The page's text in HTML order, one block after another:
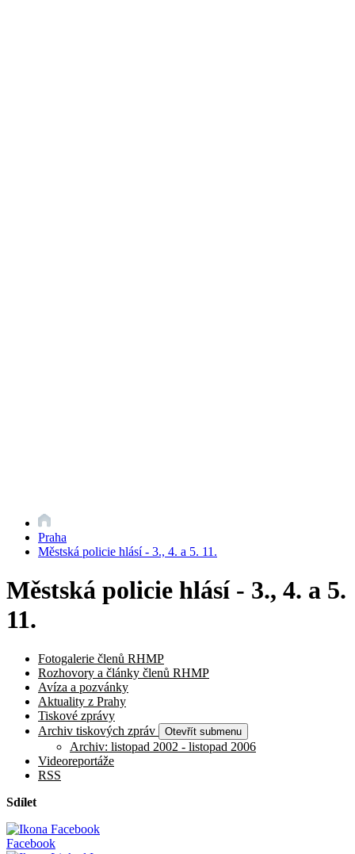
Praha
Městská policie hlásí - 3., 4. a 5. 11.
Městská policie hlásí - 3., 4. a 5.
11.
Fotogalerie členů RHMP
Rozhovory a články členů RHMP
Avíza a pozvánky
Aktuality z Prahy
Tiskové zprávy
Archiv tiskových zpráv
Otevřít submenu
Archiv: listopad 2002 - listopad 2006
Videoreportáže
RSS
Sdílet
Facebook